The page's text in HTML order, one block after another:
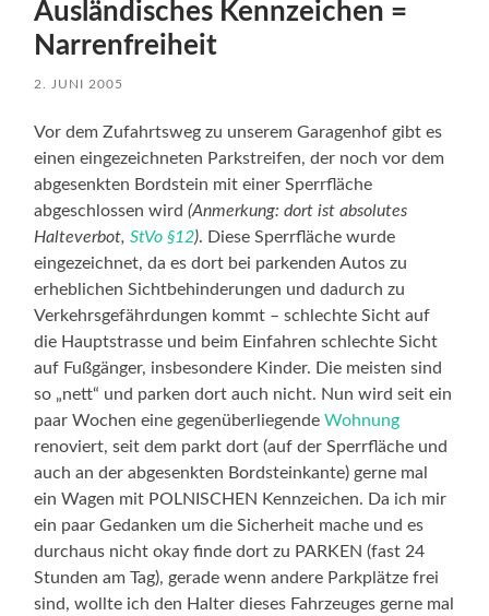
Ausländisches Kennzeichen =
Narrenfreiheit
2. JUNI 2005
Vor dem Zufahrtsweg zu unserem Garagenhof gibt es
einen eingezeichneten Parkstreifen, der noch vor dem
abgesenkten Bordstein mit einer Sperrfläche
abgeschlossen wird(Anmerkung: dort ist absolutes
Halteverbot,StVo §12). Diese Sperrfläche wurde
eingezeichnet, da es dort bei parkenden Autos zu
erheblichen Sichtbehinderungen und dadurch zu
Verkehrsgefährdungen kommt – schlechte Sicht auf
die Hauptstrasse und beim Einfahren schlechte Sicht
auf Fußgänger, insbesondere Kinder. Die meisten sind
so „nett“ und parken dort auch nicht. Nun wird seit ein
paar Wochen eine gegenüberliegendeWohnung
renoviert, seit dem parkt dort (auf der Sperrfläche und
auch an der abgesenkten Bordsteinkante) gerne mal
ein Wagen mit POLNISCHEN Kennzeichen. Da ich mir
ein paar Gedanken um die Sicherheit mache und es
durchaus nicht okay finde dort zu PARKEN (fast 24
Stunden am Tag), gerade wenn andere Parkplätze frei
sind, wollte ich den Halter dieses Fahrzeuges gerne mal